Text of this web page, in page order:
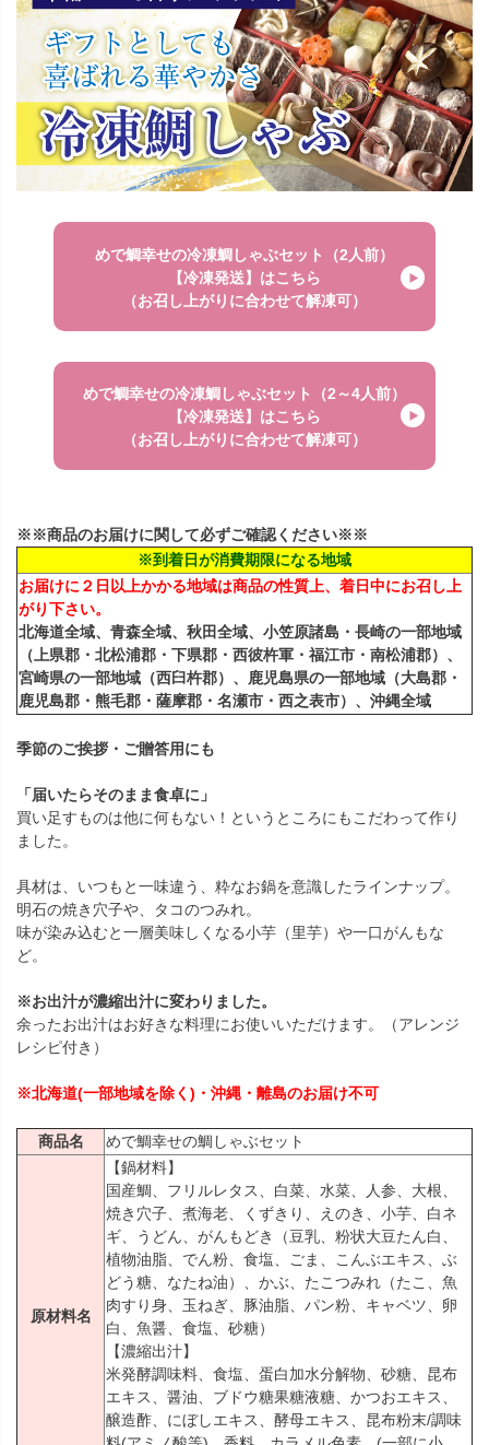
めで鯛幸せの冷凍鯛しゃぶセット（2人前）
【冷凍発送】はこちら
（お召し上がりに合わせて解凍可）
めで鯛幸せの冷凍鯛しゃぶセット（2～4人前）
【冷凍発送】はこちら
（お召し上がりに合わせて解凍可）
※※商品のお届けに関して必ずご確認ください※※
※到着日が消費期限になる地域
お届けに２日以上かかる地域は商品の性質上、着日中にお召し上
がり下さい。
北海道全域、青森全域、秋田全域、小笠原諸島・長崎の一部地域
（上県郡・北松浦郡・下県郡・西彼杵軍・福江市・南松浦郡）、
宮崎県の一部地域（西臼杵郡）、鹿児島県の一部地域（大島郡・
鹿児島郡・熊毛郡・薩摩郡・名瀬市・西之表市）、沖縄全域
季節のご挨拶・ご贈答用にも
「届いたらそのまま食卓に」
買い足すものは他に何もない！というところにもこだわって作り
ました。
具材は、いつもと一味違う、粋なお鍋を意識したラインナップ。
明石の焼き穴子や、タコのつみれ。
味が染み込むと一層美味しくなる小芋（里芋）や一口がんもな
ど。
※お出汁が濃縮出汁に変わりました。
余ったお出汁はお好きな料理にお使いいただけます。（アレンジ
レシピ付き）
※北海道(一部地域を除く)・沖縄・離島のお届け不可
商品名 めで鯛幸せの鯛しゃぶセット
原材料名
【鍋材料】
国産鯛、フリルレタス、白菜、水菜、人参、大根、
焼き穴子、煮海老、くずきり、えのき、小芋、白ネ
ギ、うどん、がんもどき（豆乳、粉状大豆たん白、
植物油脂、でん粉、食塩、ごま、こんぶエキス、ぶ
どう糖、なたね油）、かぶ、たこつみれ（たこ、魚
肉すり身、玉ねぎ、豚油脂、パン粉、キャベツ、卵
白、魚醤、食塩、砂糖）
【濃縮出汁】
米発酵調味料、食塩、蛋白加水分解物、砂糖、昆布
エキス、醤油、ブドウ糖果糖液糖、かつおエキス、
醸造酢、にぼしエキス、酵母エキス、昆布粉末/調味